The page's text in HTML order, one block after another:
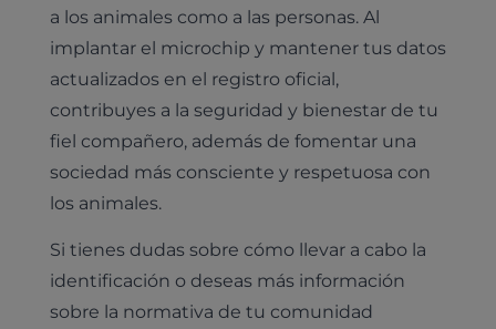
a los animales como a las personas. Al
implantar el microchip y mantener tus datos
actualizados en el registro oficial,
contribuyes a la seguridad y bienestar de tu
fiel compañero, además de fomentar una
sociedad más consciente y respetuosa con
los animales.
Si tienes dudas sobre cómo llevar a cabo la
identificación o deseas más información
sobre la normativa de tu comunidad